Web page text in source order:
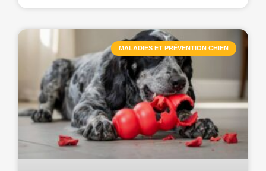
MALADIES ET PRÉVENTION CHIEN